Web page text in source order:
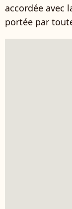
accordée avec
portée par